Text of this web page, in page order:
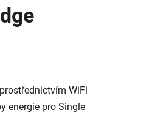
WiFi
energie pro Single